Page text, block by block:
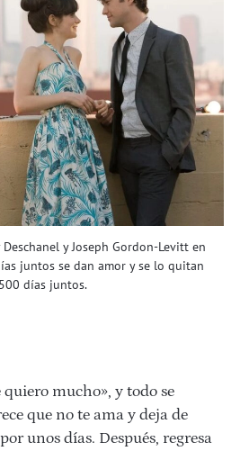
y Joseph Gordon-Levitt en
juntos se dan amor y se lo quitan
días juntos.
mucho», y todo se
que no te ama y deja de
unos días. Después, regresa